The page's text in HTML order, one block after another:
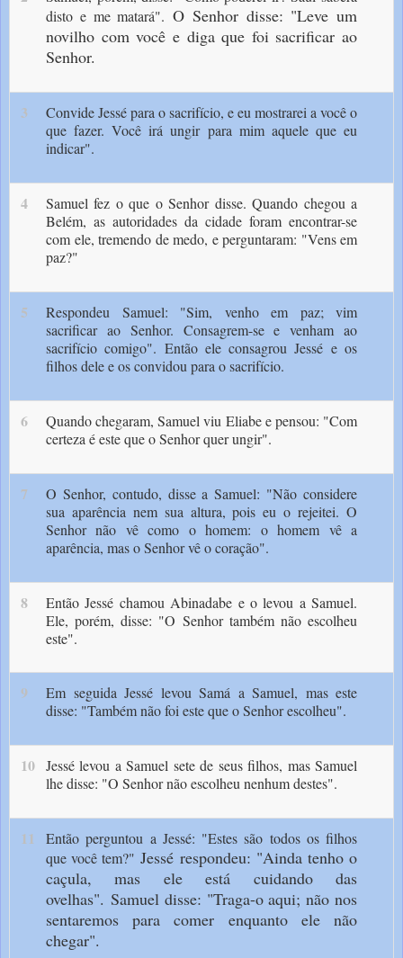
disto e me matará". O Senhor disse: "Leve um
novilho com você e diga que foi sacrificar ao
Senhor.
3
Convide Jessé para o sacrifício, e eu mostrarei a você o
que fazer. Você irá ungir para mim aquele que eu
indicar".
4
Samuel fez o que o Senhor disse. Quando chegou a
Belém, as autoridades da cidade foram encontrar-se
com ele, tremendo de medo, e perguntaram: "Vens em
paz?"
5
Respondeu Samuel: "Sim, venho em paz; vim
sacrificar ao Senhor. Consagrem-se e venham ao
sacrifício comigo". Então ele consagrou Jessé e os
filhos dele e os convidou para o sacrifício.
6
Quando chegaram, Samuel viu Eliabe e pensou: "Com
certeza é este que o Senhor quer ungir".
7
O Senhor, contudo, disse a Samuel: "Não considere
sua aparência nem sua altura, pois eu o rejeitei. O
Senhor não vê como o homem: o homem vê a
aparência, mas o Senhor vê o coração".
8
Então Jessé chamou Abinadabe e o levou a Samuel.
Ele, porém, disse: "O Senhor também não escolheu
este".
9
Em seguida Jessé levou Samá a Samuel, mas este
disse: "Também não foi este que o Senhor escolheu".
10 Jessé levou a Samuel sete de seus filhos, mas Samuel
lhe disse: "O Senhor não escolheu nenhum destes".
11
Então perguntou a Jessé: "Estes são todos os filhos
que você tem?"Jessé respondeu: "Ainda tenho o
caçula, mas ele está cuidando das
ovelhas". Samuel disse: "Traga-o aqui; não nos
sentaremos para comer enquanto ele não
chegar".